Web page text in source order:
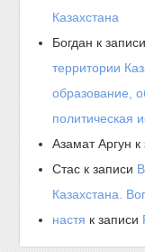
Казахстана
Богдан к
территории
образование,
политическая
Азамат Аргун к
Стас к записи
Казахстана.
настя к записи